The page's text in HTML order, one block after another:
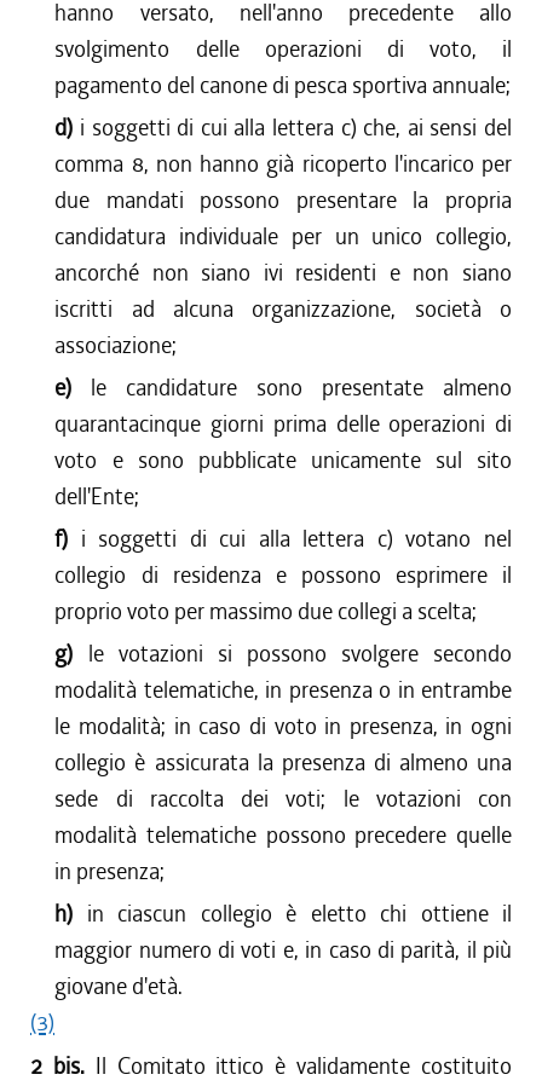
hanno versato, nell'anno precedente allo
svolgimento delle operazioni di voto, il
pagamento del canone di pesca sportiva annuale;
d) i soggetti di cui alla lettera c) che, ai sensi del
comma 8, non hanno già ricoperto l'incarico per
due mandati possono presentare la propria
candidatura individuale per un unico collegio,
ancorché non siano ivi residenti e non siano
iscritti ad alcuna organizzazione, società o
associazione;
e) le candidature sono presentate almeno
quarantacinque giorni prima delle operazioni di
voto e sono pubblicate unicamente sul sito
dell'Ente;
f) i soggetti di cui alla lettera c) votano nel
collegio di residenza e possono esprimere il
proprio voto per massimo due collegi a scelta;
g) le votazioni si possono svolgere secondo
modalità telematiche, in presenza o in entrambe
le modalità; in caso di voto in presenza, in ogni
collegio è assicurata la presenza di almeno una
sede di raccolta dei voti; le votazioni con
modalità telematiche possono precedere quelle
in presenza;
h) in ciascun collegio è eletto chi ottiene il
maggior numero di voti e, in caso di parità, il più
giovane d'età.
(3)
2 bis. Il Comitato ittico è validamente costituito